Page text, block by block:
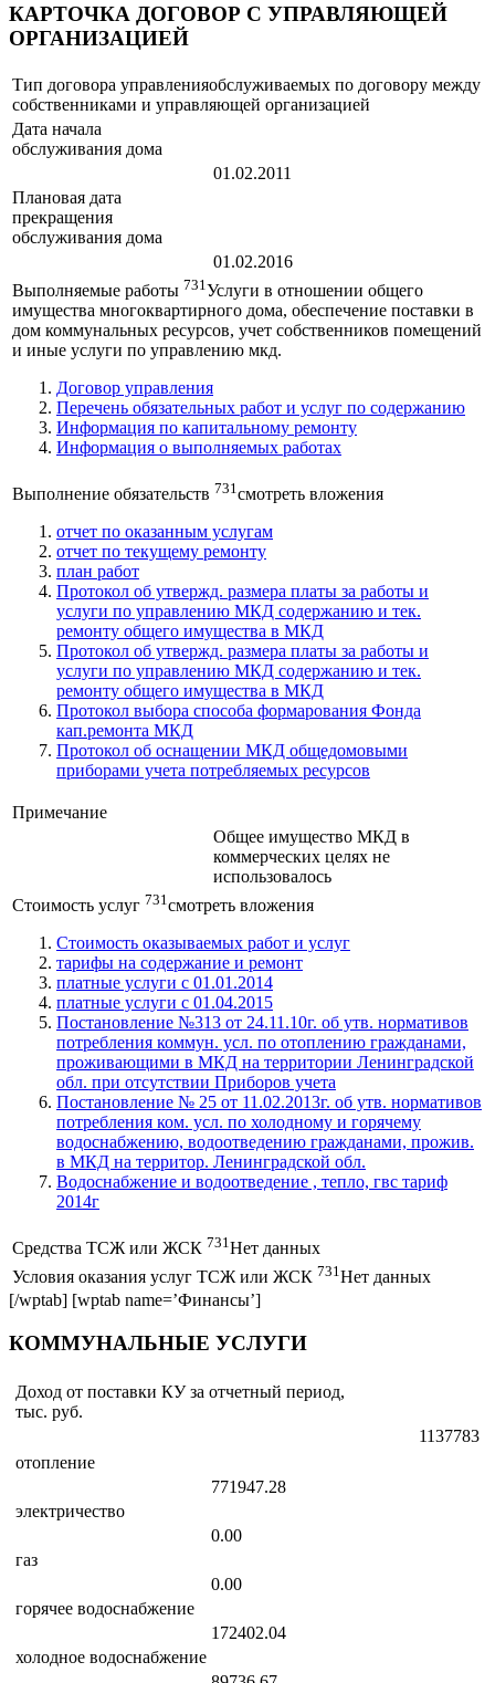
КАРТОЧКА ДОГОВОР С УПРАВЛЯЮЩЕЙ
ОРГАНИЗАЦИЕЙ
Тип договора управленияобслуживаемых по договору между
собственниками и управляющей организацией
Дата начала
обслуживания дома
01.02.2011
Плановая дата
прекращения
обслуживания дома
01.02.2016
Выполняемые работы 731 Услуги в отношении общего
имущества многоквартирного дома, обеспечение поставки в
дом коммунальных ресурсов, учет собственников помещений
и иные услуги по управлению мкд.
Договор управления
Перечень обязательных работ и услуг по содержанию
Информация по капитальному ремонту
Информация о выполняемых работах
Выполнение обязательств 731 смотреть вложения
отчет по оказанным услугам
отчет по текущему ремонту
план работ
Протокол об утвержд. размера платы за работы и
услуги по управлению МКД содержанию и тек.
ремонту общего имущества в МКД
Протокол об утвержд. размера платы за работы и
услуги по управлению МКД содержанию и тек.
ремонту общего имущества в МКД
Протокол выбора способа формарования Фонда
кап.ремонта МКД
Протокол об оснащении МКД общедомовыми
приборами учета потребляемых ресурсов
Примечание
Общее имущество МКД в
коммерческих целях не
использовалось
Стоимость услуг 731 смотреть вложения
Стоимость оказываемых работ и услуг
тарифы на содержание и ремонт
платные услуги с 01.01.2014
платные услуги с 01.04.2015
Постановление №313 от 24.11.10г. об утв. нормативов
потребления коммун. усл. по отоплению гражданами,
проживающими в МКД на территории Ленинградской
обл. при отсутствии Приборов учета
Постановление № 25 от 11.02.2013г. об утв. нормативов
потребления ком. усл. по холодному и горячему
водоснабжению, водоотведению гражданами, прожив.
в МКД на территор. Ленинградской обл.
Водоснабжение и водоотведение , тепло, гвс тариф
2014г
Средства ТСЖ или ЖСК 731 Нет данных
Условия оказания услуг ТСЖ или ЖСК 731 Нет данных
[/wptab] [wptab name=’Финансы’]
КОММУНАЛЬНЫЕ УСЛУГИ
Доход от поставки КУ за отчетный период,
тыс. руб.
1137783
отопление
771947.28
электричество
0.00
газ
0.00
горячее водоснабжение
172402.04
холодное водоснабжение